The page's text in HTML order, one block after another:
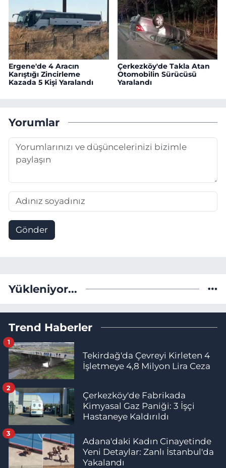
Ergene'de 4 Aracın
Karıştığı Zincirleme
Kazada 5 Kişi Yaralandı
Çerkezköy'de Takla Atan
Otomobilin Sürücüsü
Yaralandı
Yorumlar
Gönder
Yükleniyor...
Trend Haberler
Tekirdağ'da Çevreyi Kirleten 4
İşletmeye 4,8 Milyon Lira Ceza
1
Çerkezköy'de Fabrikada
Kimyasal Gaz Paniği: 3 İşçi
Hastaneye Kaldırıldı
2
Adana'daki Kadın Cinayetinde
Yeni Detaylar: Zanlı İstanbul'da
Yakalandı
3